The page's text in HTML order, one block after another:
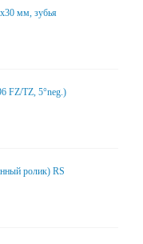
мм, зубья
FZ/TZ, 5°neg.)
ролик) RS